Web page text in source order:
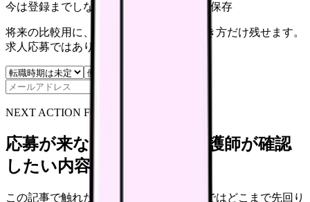
今は登録までしない人向け: 希望条件だけ保存
将来の比較用に、転職時期と気になる働き方だけ残せます。
求人応募ではありません。
NEXT ACTION FOR CLINICS
応募が来ない求人票を、看護師が確認
したい内容に直せます
この記事で触れた不安を、自院の求人票ではどこまで先回り